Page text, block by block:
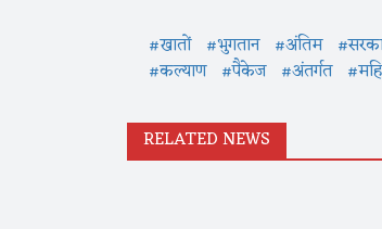
#खातों #भुगतान #अंतिम
#कल्याण #पैकेज #अंतर्गत
RELATED NEWS